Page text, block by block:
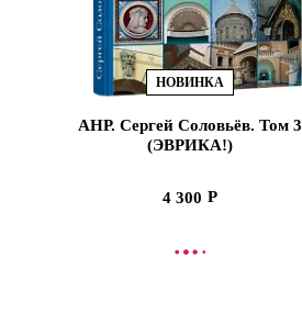
НОВИНКА
АНР. Сергей Соловьёв. Том 3
(ЭВРИКА!)
4 300
В КОРЗИНУ